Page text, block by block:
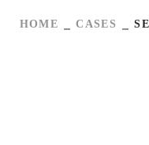
HOME CASES